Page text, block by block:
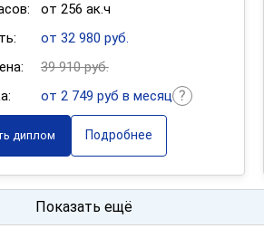
от 256 ак.ч
от 32 980 руб.
39 910 руб.
от 2 749 руб в месяц
диплом Подробнее
Показать ещё